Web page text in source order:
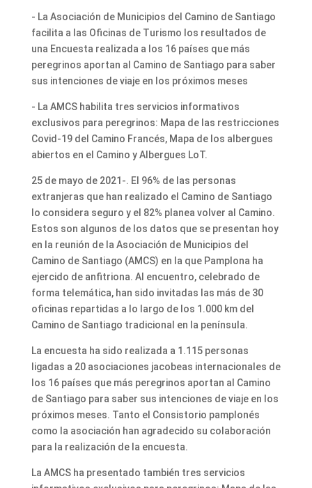
- La Asociación de Municipios del Camino de Santiago
facilita a las Oficinas de Turismo los resultados de
una Encuesta realizada a los 16 países que más
peregrinos aportan al Camino de Santiago para saber
sus intenciones de viaje en los próximos meses
- La AMCS habilita tres servicios informativos
exclusivos para peregrinos: Mapa de las restricciones
Covid-19 del Camino Francés, Mapa de los albergues
abiertos en el Camino y Albergues LoT.
25 de mayo de 2021-. El 96% de las personas
extranjeras que han realizado el Camino de Santiago
lo considera seguro y el 82% planea volver al Camino.
Estos son algunos de los datos que se presentan hoy
en la reunión de la Asociación de Municipios del
Camino de Santiago (AMCS) en la que Pamplona ha
ejercido de anfitriona. Al encuentro, celebrado de
forma telemática, han sido invitadas las más de 30
oficinas repartidas a lo largo de los 1.000 km del
Camino de Santiago tradicional en la península.
La encuesta ha sido realizada a 1.115 personas
ligadas a 20 asociaciones jacobeas internacionales de
los 16 países que más peregrinos aportan al Camino
de Santiago para saber sus intenciones de viaje en los
próximos meses. Tanto el Consistorio pamplonés
como la asociación han agradecido su colaboración
para la realización de la encuesta.
La AMCS ha presentado también tres servicios